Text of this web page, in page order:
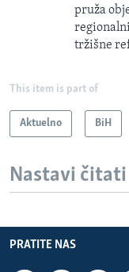
pruža
tržišne
This item is part of
Aktuelno BiH
Nastavi čitati
PRATITE NAS